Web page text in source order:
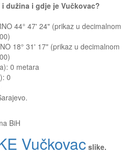
dužina i gdje je Vučkovac?
44° 47' 24" (prikaz u decimalnom
18° 31' 17" (prikaz u decimalnom
0 metara
0
BiH
Vučkovac slike.